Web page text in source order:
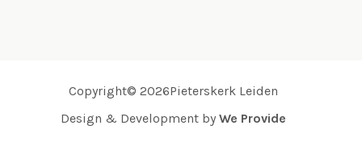
Copyright© 2026Pieterskerk Leiden
Design & Development by We Provide